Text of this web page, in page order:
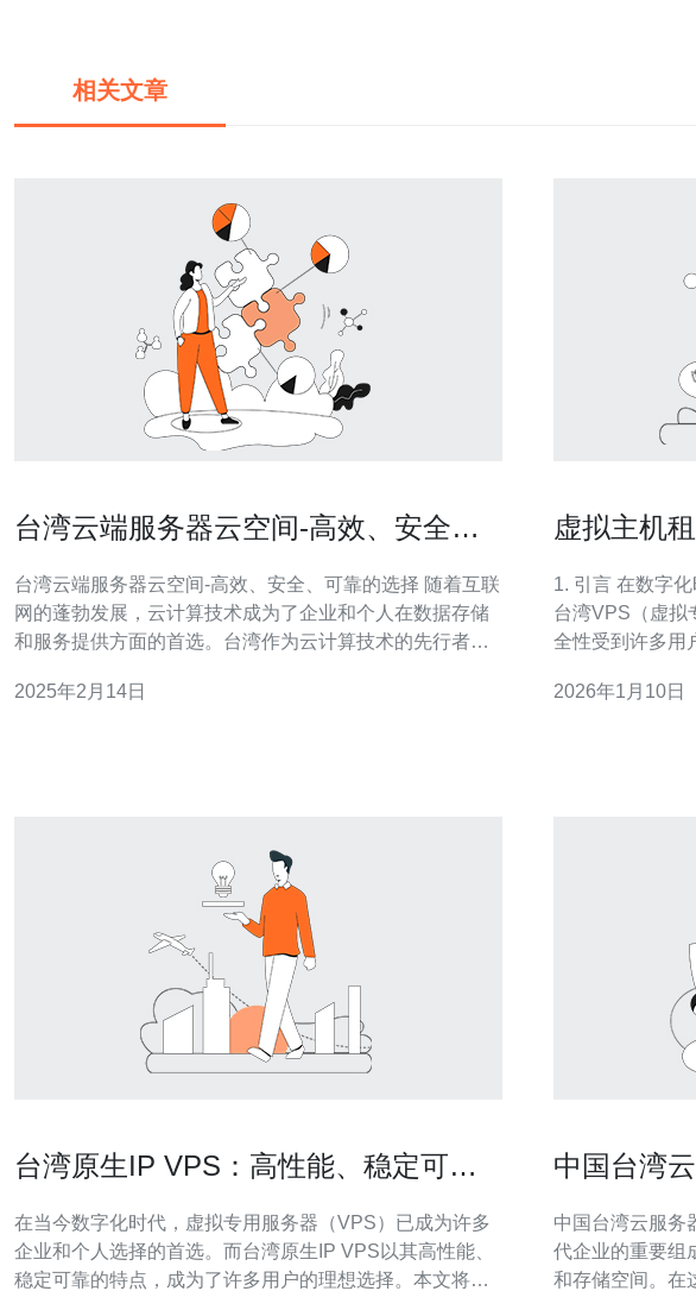
相关文章
台湾云端服务器云空间-高效、安全、
台湾云端服务器云空间-高效、安全、可靠的选择 随着互联
网的蓬勃发展，云计算技术成为了企业和个人在数据存储
和服务提供方面的首选。台湾作为云计算技术的先行者之
提供了出色的服务。本文将重点介绍台湾云端服务器云空
2025年2月14日
虚拟主机
1. 引言 在数字化时代，虚拟主机的选择至关重要。特别是
台湾VPS（虚拟
全性受到许多用
优点 台湾VPS相较于其他地区的虚拟主机，具有以下几个
2026年1月10日
台湾原生IP VPS：高性能、稳定可靠
在当今数字化时代，虚拟专用服务器（VPS）已成为许多
企业和个人选择的首选。而台湾原生IP VPS以其高性能、
稳定可靠的特点，成为了许多用户的理想选择。本文将介
中国台湾
中国台湾云服务器：稳定
代企业的重要组
和存储空间。在